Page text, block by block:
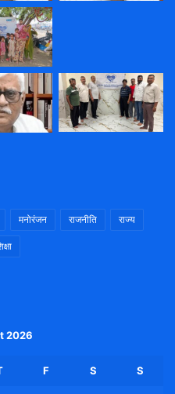
मनोरंजन राजनीति राज्य
2026
F S S